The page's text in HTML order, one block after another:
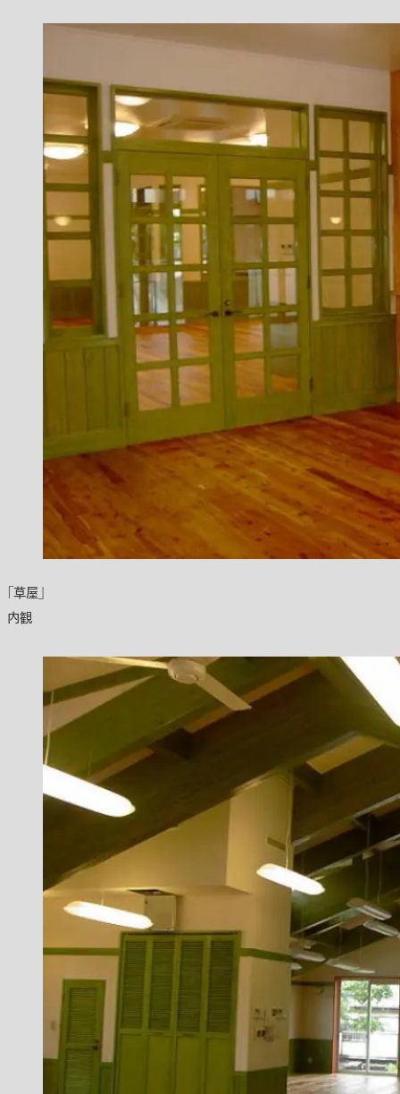
「草屋」
内観